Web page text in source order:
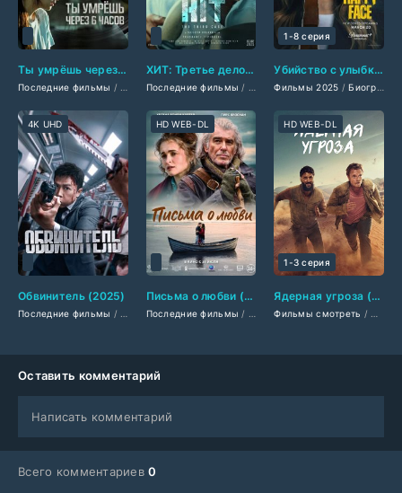
Ты умрёшь через 6 часов (2025)
Последние фильмы / Фильмы 2025/Триллеры 2025 /Фантастические фильмы
ХИТ: Третье дело (2025)
Последние фильмы / Зарубежные фильмы 2025/
Убийство с улыбкой (2025)
Фильмы 2025 /Биографические фильмы 2025
1-8 серия
Обвинитель (2025)
Последние фильмы / Фильмы 2025/Боевики 2025 Детективы 2025/Драмы
4K UHD
Письма о любви (2025)
Последние фильмы / Британские фильмы/Фильмы
HD WEB-DL
Ядерная угроза (2025)
Фильмы смотреть /
HD WEB-DL
1-3 серия
Оставить комментарий
Написать комментарий
Всего комментариев0